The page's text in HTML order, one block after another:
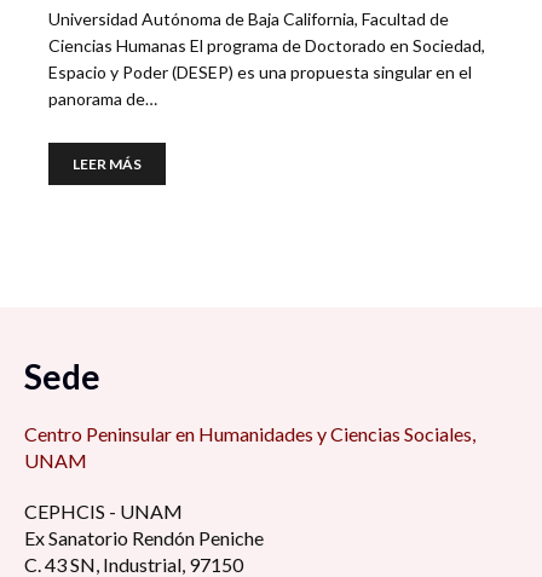
Universidad Autónoma de Baja California, Facultad de
Ciencias Humanas El programa de Doctorado en Sociedad,
Espacio y Poder (DESEP) es una propuesta singular en el
panorama de…
LEER MÁS
Sede
Centro Peninsular en Humanidades y Ciencias Sociales,
UNAM
CEPHCIS - UNAM
Ex Sanatorio Rendón Peniche
C. 43 SN, Industrial, 97150